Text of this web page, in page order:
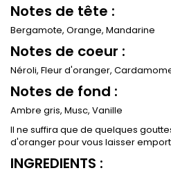
Notes de tête :
Bergamote, Orange, Mandarine
Notes de coeur :
Néroli, Fleur d'oranger,
Notes de fond :
Ambre gris, Musc, Vanille
Il ne suffira que de quelques
d'oranger pour vous laisser
INGREDIENTS :